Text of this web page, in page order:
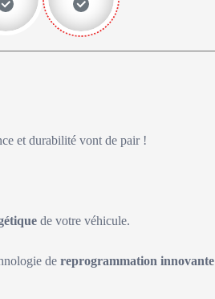
et durabilité vont de pair !
de votre véhicule.
de reprogrammation innovante